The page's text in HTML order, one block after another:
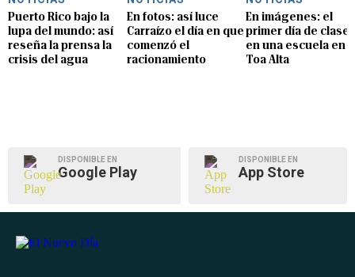
Puerto Rico bajo la
lupa del mundo: así
reseña la prensa la
crisis del agua
En fotos: así luce
Carraízo el día en que
comenzó el
racionamiento
En imágenes: el
primer día de clases
en una escuela en
Toa Alta
DISPONIBLE EN
Google Play
DISPONIBLE EN
App Store